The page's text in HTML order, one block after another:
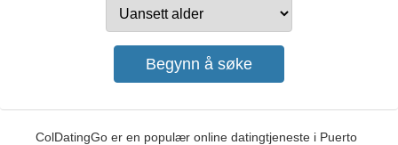
ColDatingGo er en populær online datingtjeneste i Puerto